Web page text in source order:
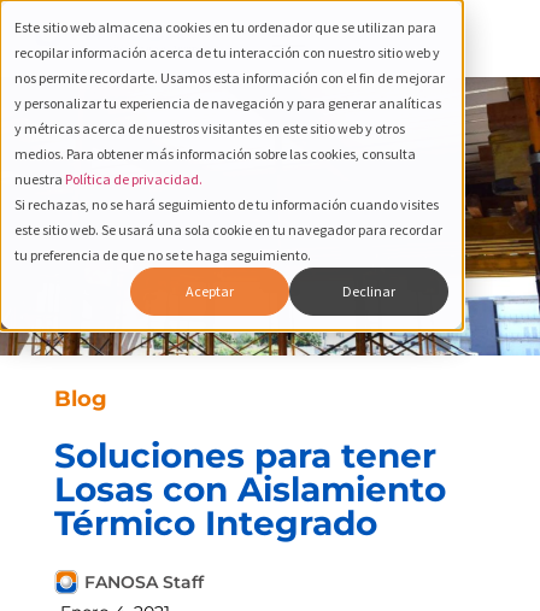
Este sitio web almacena cookies en tu ordenador que se utilizan para
recopilar información acerca de tu interacción con nuestro sitio web y
nos permite recordarte. Usamos esta información con el fin de mejorar
y personalizar tu experiencia de navegación y para generar analíticas
y métricas acerca de nuestros visitantes en este sitio web y otros
medios. Para obtener más información sobre las cookies, consulta
nuestra Política de privacidad.
Si rechazas, no se hará seguimiento de tu información cuando visites
este sitio web. Se usará una sola cookie en tu navegador para recordar
tu preferencia de que no se te haga seguimiento.
Aceptar Declinar
Blog
Soluciones para tener
Losas con Aislamiento
Térmico Integrado
FANOSA Staff